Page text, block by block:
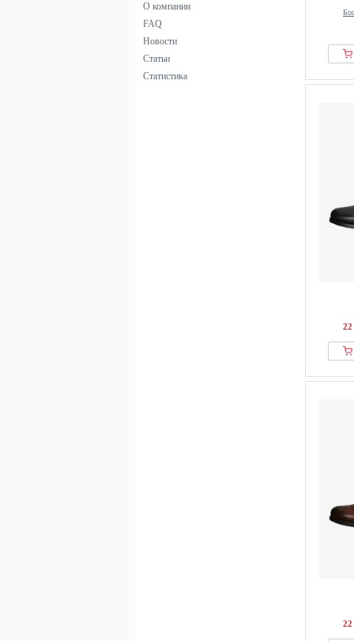
О компании
FAQ
Новости
Статьи
Статистика
22
22